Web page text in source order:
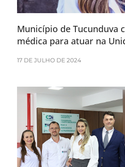
Município de Tucunduva
médica para atuar na
17 DE JULHO DE 2024